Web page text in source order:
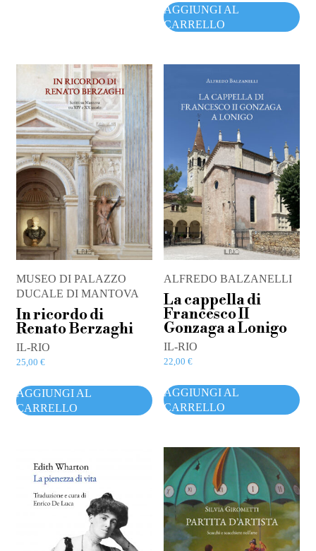
AGGIUNGI AL
CARRELLO
MUSEO DI PALAZZO
DUCALE DI MANTOVA
In ricordo di
Renato Berzaghi
IL-RIO
25,00 €
AGGIUNGI AL
CARRELLO
ALFREDO BALZANELLI
La cappella di
Francesco II
Gonzaga a Lonigo
IL-RIO
22,00€
AGGIUNGI AL
CARRELLO